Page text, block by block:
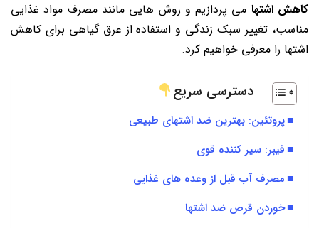
کاهش اشتها می پردازیم و روش هایی مانند مصرف مواد غذایی
مناسب، تغییر سبک زندگی و استفاده از عرق گیاهی برای کاهش
اشتها را معرفی خواهیم کرد.
دسترسی سریع
پروتئین: بهترین ضد اشتهای طبیعی
فیبر: سیر کننده قوی
مصرف آب قبل از وعده های غذایی
خوردن قرص ضد اشتها